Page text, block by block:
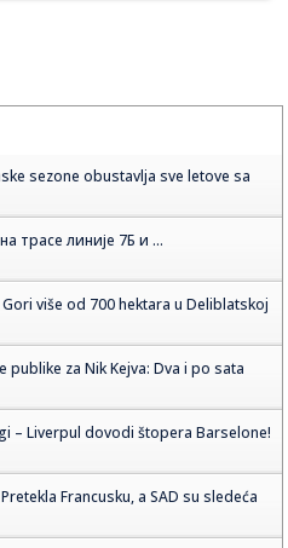
sezone obustavlja sve letove sa
трасе линије 7Б и ...
više od 700 hektara u Deliblatskoj
publike za Nik Kejva: Dva i po sata
– Liverpul dovodi štopera Barselone!
Francusku, a SAD su sledeća